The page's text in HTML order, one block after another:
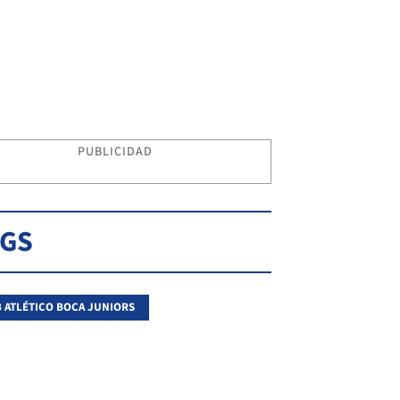
PUBLICIDAD
ATLÉTICO BOCA JUNIORS